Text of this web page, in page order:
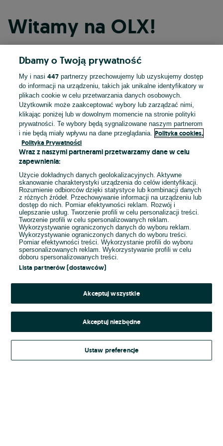
Witamy na OLX!
Kontynuuj przez Facebooka
Kontynuuj przez konto Apple
Kontynuuj przez konto Google
LUB
E-mail
Hasło
Kontynuując za pośrednictwem jednego z dostawców wskazanych powyżej,
Regulamin serwisu OLX.pl w jego aktualnym brzmieniu.
Dbamy o Twoją prywatność
My i nasi447 partnerzy przechowujemy lub uzyskujemy dostęp
do informacji na urządzeniu, takich jak unikalne identyfikatory w
plikach cookie w celu przetwarzania danych osobowych.
Użytkownik może zaakceptować wybory lub zarządzać nimi,
klikając poniżej lub w dowolnym momencie na stronie polityki
prywatności. Te wybory będą sygnalizowane naszym partnerom
i nie będą miały wpływu na dane przeglądania.
Polityka cookies,
Polityka Prywatności
Wraz z naszymi partnerami przetwarzamy dane w celu
zapewnienia:
Użycie dokładnych danych geolokalizacyjnych. Aktywne
skanowanie charakterystyki urządzenia do celów identyfikacji.
Rozumienie odbiorców dzięki statystyce lub kombinacji danych
z różnych źródeł. Przechowywanie informacji na urządzeniu lub
dostęp do nich. Pomiar efektywności reklam. Rozwój i
ulepszanie usług. Tworzenie profili w celu personalizacji treści.
Tworzenie profili w celu spersonalizowanych reklam.
Wykorzystywanie ograniczonych danych do wyboru reklam.
Wykorzystywanie ograniczonych danych do wyboru treści.
Pomiar efektywności treści. Wykorzystanie profili do wyboru
spersonalizowanych reklam. Wykorzystywanie profili w celu
doboru spersonalizowanych treści.
Lista partnerów (dostawców)
Akceptuj wszystkie
Akceptuj niezbędne
Ustaw preferencje